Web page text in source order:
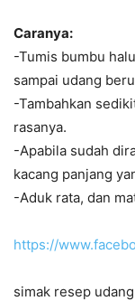
Caranya:
-Tumis bumbu
sampai udang
-Tambahkan
rasanya.
-Apabila sudah
kacang panjang
-Aduk rata, dan
https://
simak resep